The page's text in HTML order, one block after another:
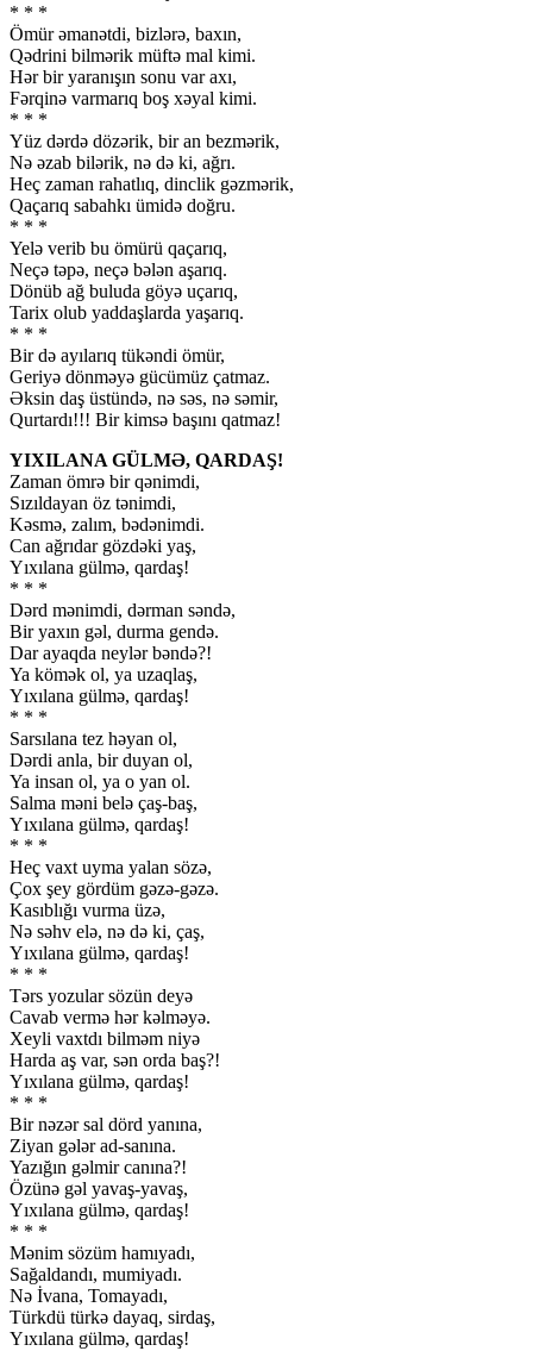
* * *
Ömür əmanətdi, bizlərə, baxın,
Qədrini bilmərik müftə mal kimi.
Hər bir yaranışın sonu var axı,
Fərqinə varmarıq boş xəyal kimi.
* * *
Yüz dərdə dözərik, bir an bezmərik,
Nə əzab bilərik, nə də ki, ağrı.
Heç zaman rahatlıq, dinclik gəzmərik,
Qaçarıq sabahkı ümidə doğru.
* * *
Yelə verib bu ömürü qaçarıq,
Neçə təpə, neçə bələn aşarıq.
Dönüb ağ buluda göyə uçarıq,
Tarix olub yaddaşlarda yaşarıq.
* * *
Bir də ayılarıq tükəndi ömür,
Geriyə dönməyə gücümüz çatmaz.
Əksin daş üstündə, nə səs, nə səmir,
Qurtardı!!! Bir kimsə başını qatmaz!
YIXILANA GÜLMƏ, QARDAŞ!
Zaman ömrə bir qənimdi,
Sızıldayan öz tənimdi,
Kəsmə, zalım, bədənimdi.
Can ağrıdar gözdəki yaş,
Yıxılana gülmə, qardaş!
* * *
Dərd mənimdi, dərman səndə,
Bir yaxın gəl, durma gendə.
Dar ayaqda neylər bəndə?!
Ya kömək ol, ya uzaqlaş,
Yıxılana gülmə, qardaş!
* * *
Sarsılana tez həyan ol,
Dərdi anla, bir duyan ol,
Ya insan ol, ya o yan ol.
Salma məni belə çaş-baş,
Yıxılana gülmə, qardaş!
* * *
Heç vaxt uyma yalan sözə,
Çox şey gördüm gəzə-gəzə.
Kasıblığı vurma üzə,
Nə səhv elə, nə də ki, çaş,
Yıxılana gülmə, qardaş!
* * *
Tərs yozular sözün deyə
Cavab vermə hər kəlməyə.
Xeyli vaxtdı bilməm niyə
Harda aş var, sən orda baş?!
Yıxılana gülmə, qardaş!
* * *
Bir nəzər sal dörd yanına,
Ziyan gələr ad-sanına.
Yazığın gəlmir canına?!
Özünə gəl yavaş-yavaş,
Yıxılana gülmə, qardaş!
* * *
Mənim sözüm hamıyadı,
Sağaldandı, mumiyadı.
Nə İvana, Tomayadı,
Türkdü türkə dayaq, sirdaş,
Yıxılana gülmə, qardaş!